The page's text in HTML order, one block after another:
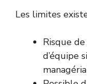
Les limites
Risque
d’équipe